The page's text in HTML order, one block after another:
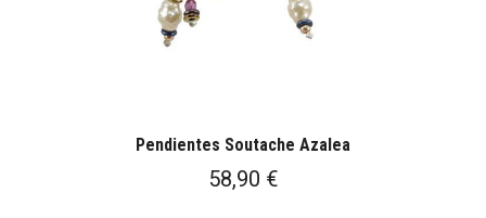
Pendientes Soutache Azalea
58,90 €